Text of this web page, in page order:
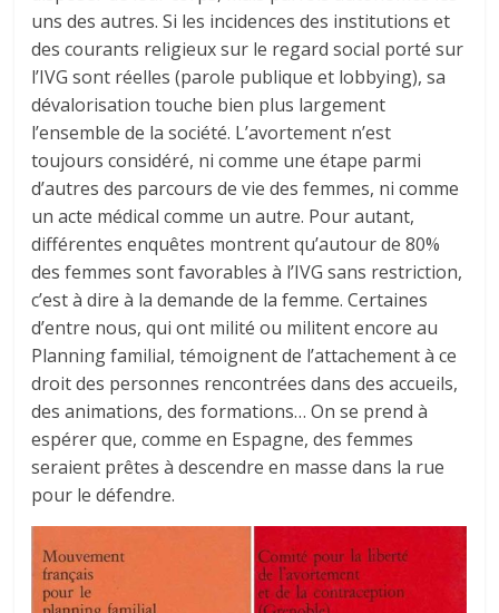
uns des autres. Si les incidences des institutions et
des courants religieux sur le regard social porté sur
l’IVG sont réelles (parole publique et lobbying), sa
dévalorisation touche bien plus largement
l’ensemble de la société. L’avortement n’est
toujours considéré, ni comme une étape parmi
d’autres des parcours de vie des femmes, ni comme
un acte médical comme un autre. Pour autant,
différentes enquêtes montrent qu’autour de 80%
des femmes sont favorables à l’IVG sans restriction,
c’est à dire à la demande de la femme. Certaines
d’entre nous, qui ont milité ou militent encore au
Planning familial, témoignent de l’attachement à ce
droit des personnes rencontrées dans des accueils,
des animations, des formations… On se prend à
espérer que, comme en Espagne, des femmes
seraient prêtes à descendre en masse dans la rue
pour le défendre.